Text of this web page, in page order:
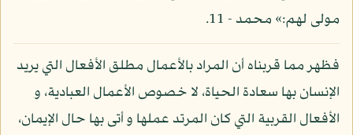
مولى لهم:» محمد - 11.
فظهر مما قربناه أن المراد بالأعمال مطلق الأفعال التي يريد
الإنسان بها سعادة الحياة، لا خصوص الأعمال العبادية، و
الأفعال القربية التي كان المرتد عملها و أتى بها حال الإيمان،